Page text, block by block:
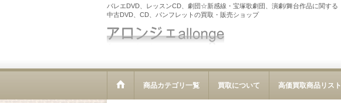
バレエDVD、レッスンCD、劇団☆新感線・宝塚歌劇団、演劇/舞台作品に関する
中古DVD、CD、パンフレットの買取・販売ショップ
商品カテゴリ一覧 買取について 高価買取商品リスト